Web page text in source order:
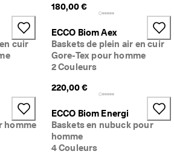
membre et bénéficiez en exclusivité de
de lancements de produits, et plus
Connexion
180,00 €
cuir
ECCO Biom Aex
Baskets de plein air en cuir
Gore-Tex pour homme
2 Couleurs
220,00 €
homme
ECCO Biom Energi
Baskets en nubuck pour
homme
4 Couleurs